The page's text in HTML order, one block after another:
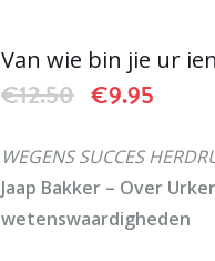
Van wie bin jie ur
€12.50
was:
€12.50.
€9.95
is:
WEGENS SUCCES
Jaap Bakker – Over
wetenswaardigheden